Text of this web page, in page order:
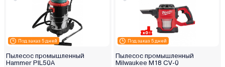
Под заказ 5 дней
Пылесос промышленный
Hammer PIL50A
Под заказ 5 дней
Пылесос промышленный
Milwaukee M18 CV-0